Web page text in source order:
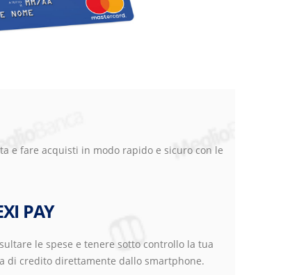
e fare acquisti in modo rapido e sicuro con le
PAY
le spese e tenere sotto controllo la tua
di credito direttamente dallo smartphone.